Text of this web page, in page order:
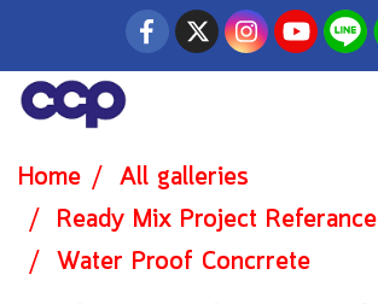
Home
All galleries
Ready Mix Project Referance
Water Proof Concrrete